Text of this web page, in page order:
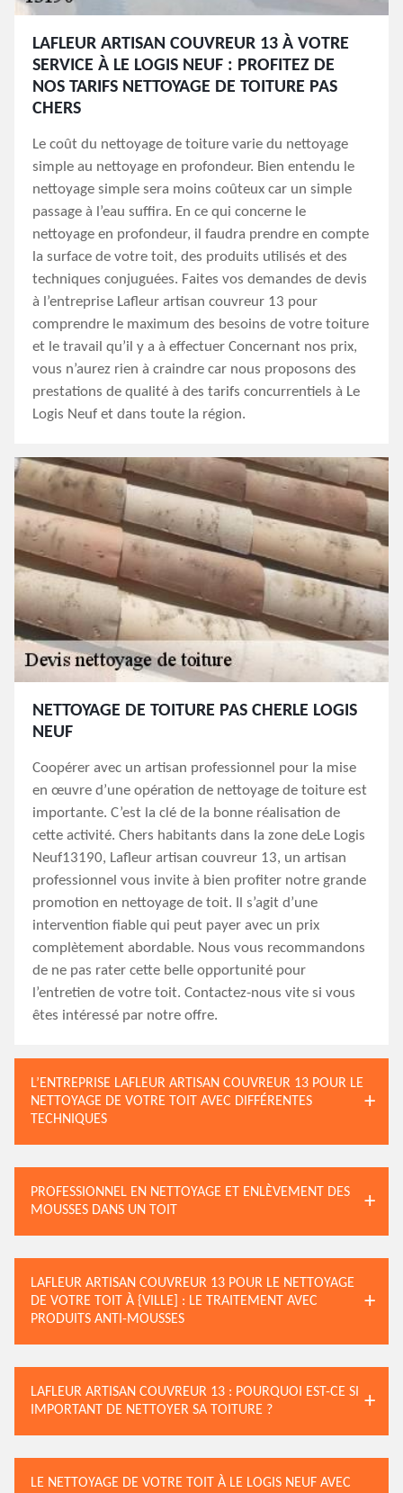
LAFLEUR ARTISAN COUVREUR 13 À VOTRE
SERVICE À LE LOGIS NEUF : PROFITEZ DE
NOS TARIFS NETTOYAGE DE TOITURE PAS
CHERS
Le coût du nettoyage de toiture varie du nettoyage
simple au nettoyage en profondeur. Bien entendu le
nettoyage simple sera moins coûteux car un simple
passage à l’eau suffira. En ce qui concerne le
nettoyage en profondeur, il faudra prendre en compte
la surface de votre toit, des produits utilisés et des
techniques conjuguées. Faites vos demandes de devis
à l’entreprise Lafleur artisan couvreur 13 pour
comprendre le maximum des besoins de votre toiture
et le travail qu’il y a à effectuer Concernant nos prix,
vous n’aurez rien à craindre car nous proposons des
prestations de qualité à des tarifs concurrentiels à Le
Logis Neuf et dans toute la région.
NETTOYAGE DE TOITURE PAS CHERLE LOGIS
NEUF
Coopérer avec un artisan professionnel pour la mise
en œuvre d’une opération de nettoyage de toiture est
importante. C’est la clé de la bonne réalisation de
cette activité. Chers habitants dans la zone deLe Logis
Neuf13190, Lafleur artisan couvreur 13, un artisan
professionnel vous invite à bien profiter notre grande
promotion en nettoyage de toit. Il s’agit d’une
intervention fiable qui peut payer avec un prix
complètement abordable. Nous vous recommandons
de ne pas rater cette belle opportunité pour
l’entretien de votre toit. Contactez-nous vite si vous
êtes intéressé par notre offre.
L’ENTREPRISE LAFLEUR ARTISAN COUVREUR 13 POUR LE
NETTOYAGE DE VOTRE TOIT AVEC DIFFÉRENTES
TECHNIQUES
PROFESSIONNEL EN NETTOYAGE ET ENLÈVEMENT DES
MOUSSES DANS UN TOIT
LAFLEUR ARTISAN COUVREUR 13 POUR LE NETTOYAGE
DE VOTRE TOIT À {VILLE] : LE TRAITEMENT AVEC
PRODUITS ANTI-MOUSSES
LAFLEUR ARTISAN COUVREUR 13 : POURQUOI EST-CE SI
IMPORTANT DE NETTOYER SA TOITURE ?
LE NETTOYAGE DE VOTRE TOIT À LE LOGIS NEUF AVEC